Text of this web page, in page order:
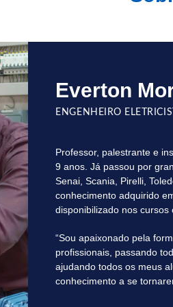
Everton
ENGENHEIRO
Professor, palestrante e
9 anos. Já passou por
Senai, Scania, Pirelli,
conhecimento adquirido
disponibilizado nos cursos
“Sou apaixonado pela
profissionais, passando
ajudando todos os meus
conhecimento a se